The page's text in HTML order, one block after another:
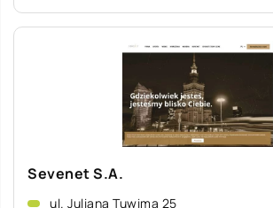
Sevenet S.A.
ul. Juliana Tuwima 25